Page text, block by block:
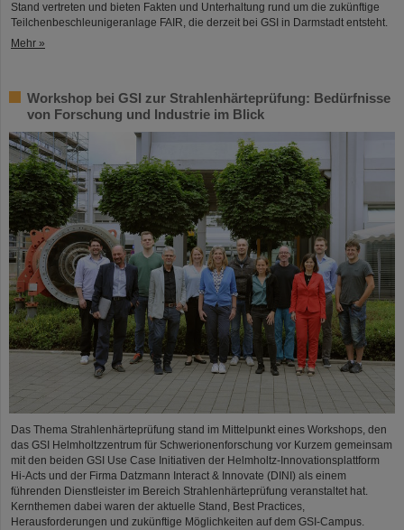
Stand vertreten und bieten Fakten und Unterhaltung rund um die zukünftige
Teilchenbeschleunigeranlage FAIR, die derzeit bei GSI in Darmstadt entsteht.
Mehr »
Workshop bei GSI zur Strahlenhärteprüfung: Bedürfnisse
von Forschung und Industrie im Blick
Das Thema Strahlenhärteprüfung stand im Mittelpunkt eines Workshops, den
das GSI Helmholtzzentrum für Schwerionenforschung vor Kurzem gemeinsam
mit den beiden GSI Use Case Initiativen der Helmholtz-Innovationsplattform
Hi-Acts und der Firma Datzmann Interact & Innovate (DINI) als einem
führenden Dienstleister im Bereich Strahlenhärteprüfung veranstaltet hat.
Kernthemen dabei waren der aktuelle Stand, Best Practices,
Herausforderungen und zukünftige Möglichkeiten auf dem GSI-Campus.